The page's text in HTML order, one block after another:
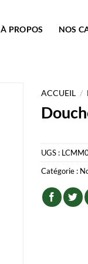
À PROPOS NOS
ACCUEIL /
UGS :
Catégorie :